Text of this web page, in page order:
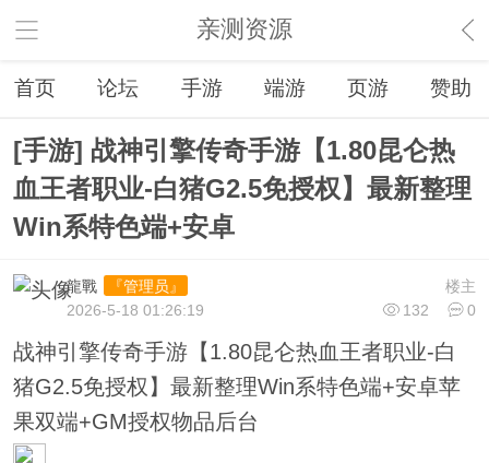
亲测资源
首页 论坛 手游 端游 页游 赞助
[手游] 战神引擎传奇手游【1.80昆仑热
血王者职业-白猪G2.5免授权】最新整理
Win系特色端+安卓
楼主
龍戰
『管理员』
132
0
2026-5-18 01:26:19
战神引擎传奇手游【1.80昆仑热血王者职业-白
猪G2.5免授权】最新整理Win系特色端+安卓苹
果双端+GM授权物品后台